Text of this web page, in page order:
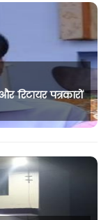
रिटायर पत्रकारों